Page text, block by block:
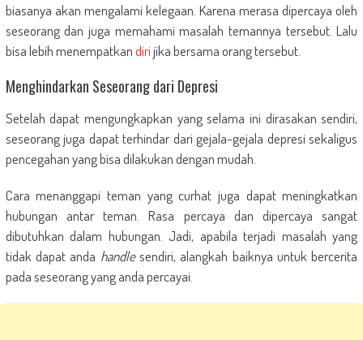
biasanya akan mengalami kelegaan. Karena merasa dipercaya oleh
seseorang dan juga memahami masalah temannya tersebut. Lalu
bisa lebih menempatkandirijika bersama orang tersebut.
Menghindarkan Seseorang dari Depresi
Setelah dapat mengungkapkan yang selama ini dirasakan sendiri,
seseorang juga dapat terhindar dari gejala-gejala depresi sekaligus
pencegahan yang bisa dilakukan dengan mudah.
Cara menanggapi teman yang curhat juga dapat meningkatkan
hubungan antar teman. Rasa percaya dan dipercaya sangat
dibutuhkan dalam hubungan. Jadi, apabila terjadi masalah yang
tidak dapat anda handlesendiri, alangkah baiknya untuk bercerita
pada seseorang yang anda percayai.